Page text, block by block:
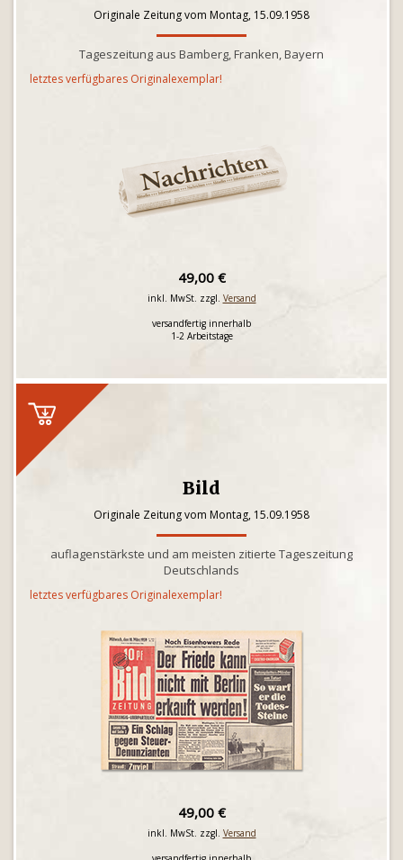
Originale Zeitung vom Montag, 15.09.1958
Tageszeitung aus Bamberg, Franken, Bayern
letztes verfügbares Originalexemplar!
49,00 €
inkl. MwSt. zzgl. Versand
versandfertig innerhalb
1-2 Arbeitstage
Bild
Originale Zeitung vom Montag, 15.09.1958
auflagenstärkste und am meisten zitierte Tageszeitung
Deutschlands
letztes verfügbares Originalexemplar!
49,00 €
inkl. MwSt. zzgl. Versand